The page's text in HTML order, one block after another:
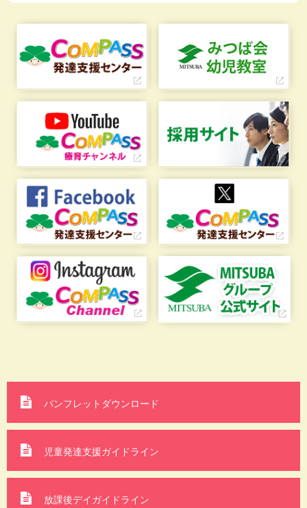
パンフレットダウンロード
児童発達支援ガイドライン
放課後デイガイドライン